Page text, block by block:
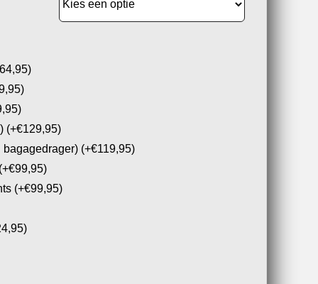
(+€129,95)
bagagedrager) (+€119,95)
(+€99,95)